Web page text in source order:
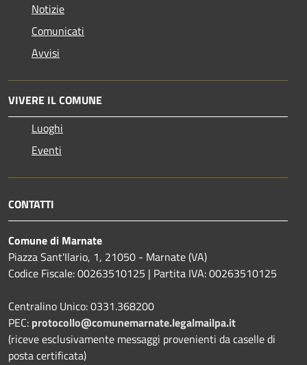
Notizie
Comunicati
Avvisi
VIVERE IL COMUNE
Luoghi
Eventi
CONTATTI
Comune di Marnate
Piazza Sant'Ilario, 1, 21050 - Marnate (VA)
Codice Fiscale: 00263510125 | Partita IVA: 00263510125
Centralino Unico: 0331.368200
PEC: protocollo@comunemarnate.legalmailpa.it
(riceve esclusivamente messaggi provenienti da caselle di
posta certificata)